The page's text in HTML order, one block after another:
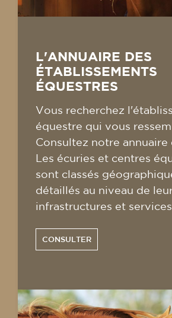
L'ANNUAIRE DES
ÉTABLISSEMENTS
ÉQUESTRES
Vous recherchez
équestre qui vous
Consultez notre annuaire
Les écuries et centres
sont classés
détaillés au niveau de
infrastructures et
CONSULTER